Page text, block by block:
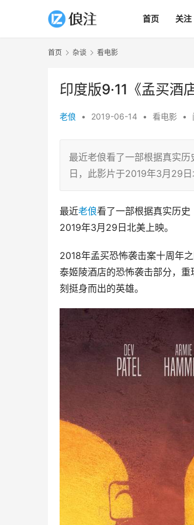
首页 关注
首页 杂谈 看电影
印度版9·11《孟买酒
老俍 • 2019-06-14 • 看电影 •
最近老俍看了一部根据真实
日，此影片于2019年3月29日
最近老俍看了一部根据真实历
2019年3月29日北美上映。
2018年孟买恐怖袭击案十周年
泰姬陵酒店的恐怖袭击部分，
刻挺身而出的英雄。